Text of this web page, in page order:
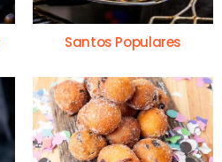
Santos Populares